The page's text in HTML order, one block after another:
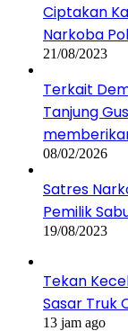
Ciptakan
Narkoba
21/08/2023
Terkait
Tanjung
08/02/2026
Satres
Pemilik
19/08/2023
Tekan
Sasar Truk
13 jam ago